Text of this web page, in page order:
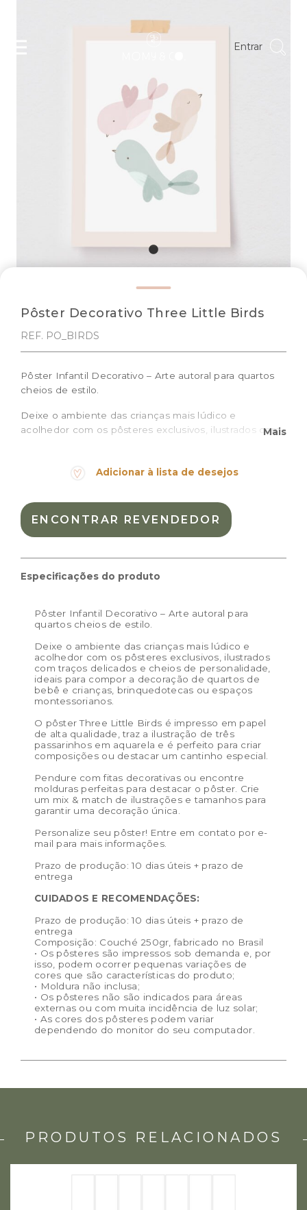
Entrar
Pôster Decorativo Three Little Birds
REF. PO_BIRDS
Pôster Infantil Decorativo – Arte autoral para quartos
cheios de estilo.
Deixe o ambiente das crianças mais lúdico e
acolhedor com os pôsteres exclusivos, ilustrados com
crianças, brinquedotecas ou espaços montessorianos.
alta qualidade, traz a ilustração de três passarinhos em
aquarela e é perfeito para criar composições ou
Tamanho P (21 x 29,7 cm) – preço de venda: R$ 32,00 /
preço de revenda: R$ 73,60
Tamanho M (29,7 x 42 cm) – preço de venda: R$ 50,00
/ preço de revenda: R$ 115,00
preço de revenda: R$ 174,80
Tamanho GG (50×70 cm) – preço de venda: R$ 172,00 /
Cor: Azul, Mel, Vintage Nude
Materiais: celulose
Peso: 0.1kg
Dimensões do produto:
Mais
Adicionar à lista de desejos
ENCONTRAR REVENDEDOR
Especificações do produto
Pôster Infantil Decorativo – Arte autoral para
quartos cheios de estilo.
Deixe o ambiente das crianças mais lúdico e
acolhedor com os pôsteres exclusivos, ilustrados
com traços delicados e cheios de personalidade,
ideais para compor a decoração de quartos de
bebê e crianças, brinquedotecas ou espaços
montessorianos.
O pôster Three Little Birds é impresso em papel
de alta qualidade, traz a ilustração de três
passarinhos em aquarela e é perfeito para criar
composições ou destacar um cantinho especial.
Pendure com fitas decorativas ou encontre
molduras perfeitas para destacar o pôster. Crie
um mix & match de ilustrações e tamanhos para
garantir uma decoração única.
Personalize seu pôster! Entre em contato por e-
mail para mais informações.
Prazo de produção: 10 dias úteis + prazo de
entrega
CUIDADOS E RECOMENDAÇÕES:
Prazo de produção: 10 dias úteis + prazo de
entrega
Composição: Couché 250gr, fabricado no Brasil
• Os pôsteres são impressos sob demanda e, por
isso, podem ocorrer pequenas variações de
cores que são características do produto;
• Moldura não inclusa;
• Os pôsteres não são indicados para áreas
externas ou com muita incidência de luz solar;
• As cores dos pôsteres podem variar
dependendo do monitor do seu computador.
PRODUTOS RELACIONADOS